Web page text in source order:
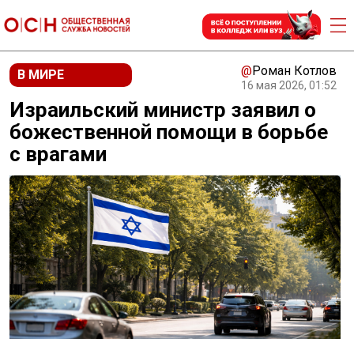
В МИРЕ @Роман Котлов
16 мая 2026, 01:52
Израильский министр заявил о
божественной помощи в борьбе
с врагами